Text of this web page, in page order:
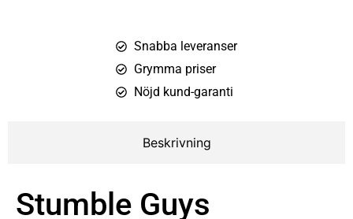
Snabba leveranser
Grymma priser
Nöjd kund-garanti
Beskrivning
Stumble Guys